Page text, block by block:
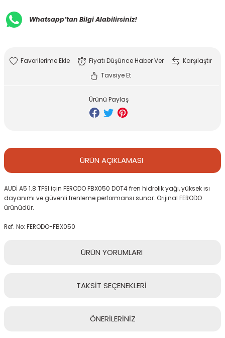
Whatsapp’tan Bilgi Alabilirsiniz!
Fiyatı Düşünce Haber Ver
Karşılaştır
Tavsiye Et
Ürünü Paylaş
ÜRÜN AÇIKLAMASI
AUDİ A5 1.8 TFSI için FERODO FBX050 DOT4 fren hidrolik yağı, yüksek ısı
dayanımı ve güvenli frenleme performansı sunar. Orijinal FERODO
ürünüdür.
Ref. No: FERODO-FBX050
ÜRÜN YORUMLARI
TAKSİT SEÇENEKLERİ
ÖNERİLERİNİZ